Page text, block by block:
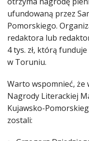
ufundowaną przez
Pomorskiego.
redaktora lub
4 tys. zł, którą
w Toruniu.
Warto wspomnieć, że
Nagrody Literackiej
Kujawsko-
zostali: